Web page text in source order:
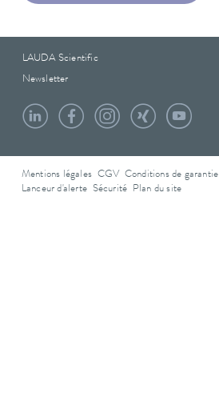
LAUDA Scientific
Newsletter
Mentions légales CGV Conditions de garantie
Lanceur d'alerte Sécurité Plan du site